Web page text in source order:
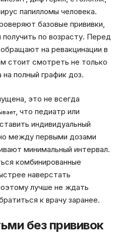
папилломы человека.
базовые прививки,
по возрасту. Перед
на ревакцинации в
стоит смотреть не только
полный график доз.
это не всегда
, что педиатр или
индивидуальный
между первыми дозами
минимальный интервал.
комбинированные
наверстать
лучше не ждать
к врачу заранее.
без прививок